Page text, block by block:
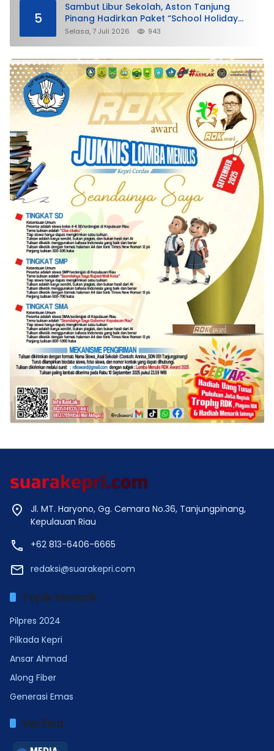
5
Sambut Libur Sekolah, Aston Tanjung
Pinang Hadirkan Paket “School Holiday
Getaway”
Selasa, 7 Juli 2026 943
Jl. MT. Haryono, Gg. Cemara No.36, Tanjungpinang,
Kepulauan Riau
+62 813-6406-6665
redaksi@suarakepri.com
Topik Menarik
Pilpres 2024
Pilkada Kepri
Ansar Ahmad
Along Fiber
Generasi Emas
Verified